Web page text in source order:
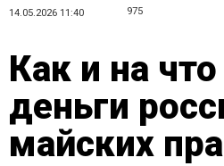
14.05.2026 11:40 975
Как и на
деньги
майских